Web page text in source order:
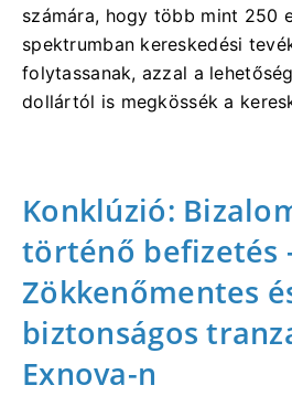
számára, hogy több mint 250
spektrumban kereskedési
folytassanak, azzal a
dollártól is megkössék a
Konklúzió:
történő befizetés
Zökkenőmentes
biztonságos
Exnova-n